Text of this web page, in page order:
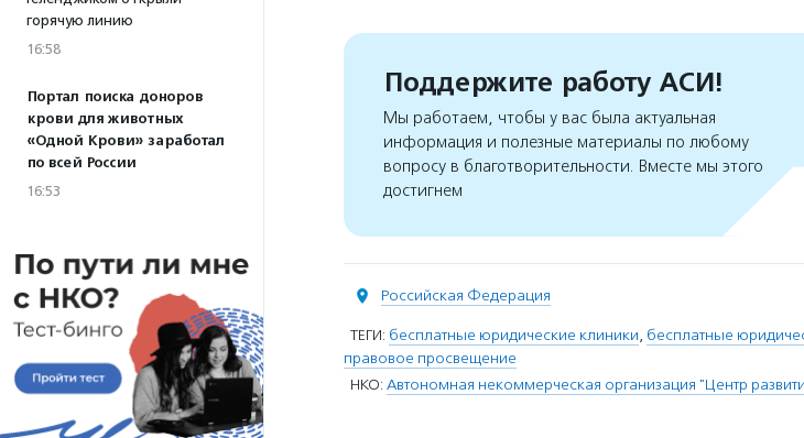
горячую линию
16:58
Портал поиска доноров
крови для животных
«Одной Крови» заработал
по всей России
16:53
Поддержите работу АСИ!
Мы работаем, чтобы у вас была актуальная
информация и полезные материалы по любому
вопросу в благотворительности. Вместе мы этого
достигнем
Российская Федерация
ТЕГИ: бесплатные юридические клиники, бесплатные
правовое просвещение
НКО: Автономная некоммерческая организация "Центр